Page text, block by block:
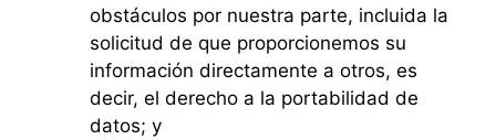
obstáculos por nuestra parte, incluida la
solicitud de que proporcionemos su
información directamente a otros, es
decir, el derecho a la portabilidad de
datos; y